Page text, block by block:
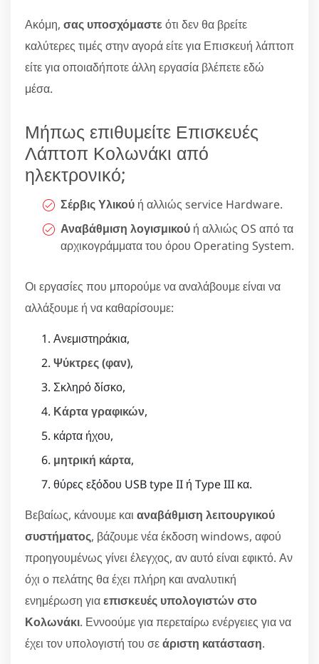
Ακόμη, σας υποσχόμαστε ότι δεν θα βρείτε
καλύτερες τιμές στην αγορά είτε για Επισκευή λάπτοπ
είτε για οποιαδήποτε άλλη εργασία βλέπετε εδώ
μέσα.
Μήπως επιθυμείτε Επισκευές
Λάπτοπ Κολωνάκι από
ηλεκτρονικό;
Σέρβις Υλικού ή αλλιώς service Hardware.
Αναβάθμιση λογισμικού ή αλλιώς OS από τα
αρχικογράμματα του όρου Operating System.
Οι εργασίες που μπορούμε να αναλάβουμε είναι να
αλλάξουμε ή να καθαρίσουμε:
Ανεμιστηράκια,
Ψύκτρες (φαν),
Σκληρό δίσκο,
Κάρτα γραφικών,
κάρτα ήχου,
μητρική κάρτα,
θύρες εξόδου USB type II ή Type III κα.
Βεβαίως, κάνουμε και αναβάθμιση λειτουργικού
συστήματος, βάζουμε νέα έκδοση windows, αφού
προηγουμένως γίνει έλεγχος, αν αυτό είναι εφικτό. Αν
όχι ο πελάτης θα έχει πλήρη και αναλυτική
ενημέρωση γιαεπισκευές υπολογιστών στο
Κολωνάκι. Εννοούμε για περεταίρω ενέργειες για να
έχει τον υπολογιστή του σεάριστη κατάσταση.